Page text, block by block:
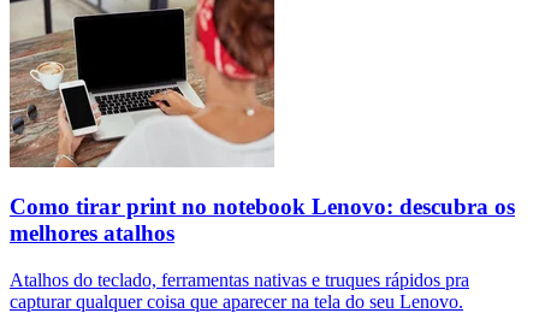
Como tirar print no notebook Lenovo: descubra os
melhores atalhos
Atalhos do teclado, ferramentas nativas e truques rápidos pra
capturar qualquer coisa que aparecer na tela do seu Lenovo.